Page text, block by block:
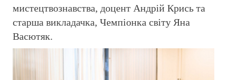
мистецтвознавства, доцент Андрій Крись та
старша викладачка, Чемпіонка світу Яна
Васютяк.